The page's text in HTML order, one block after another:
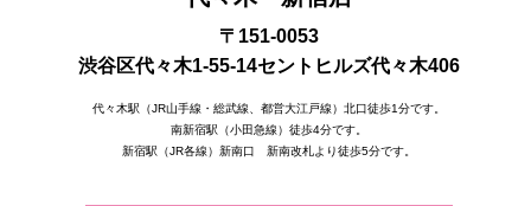
〒151-0053
渋谷区代々木1-55-14セントヒルズ代々木406
代々木駅（JR山手線・総武線、都営大江戸線）北口徒歩1分です。
南新宿駅（小田急線）徒歩4分です。
新宿駅（JR各線）新南口 新南改札より徒歩5分です。